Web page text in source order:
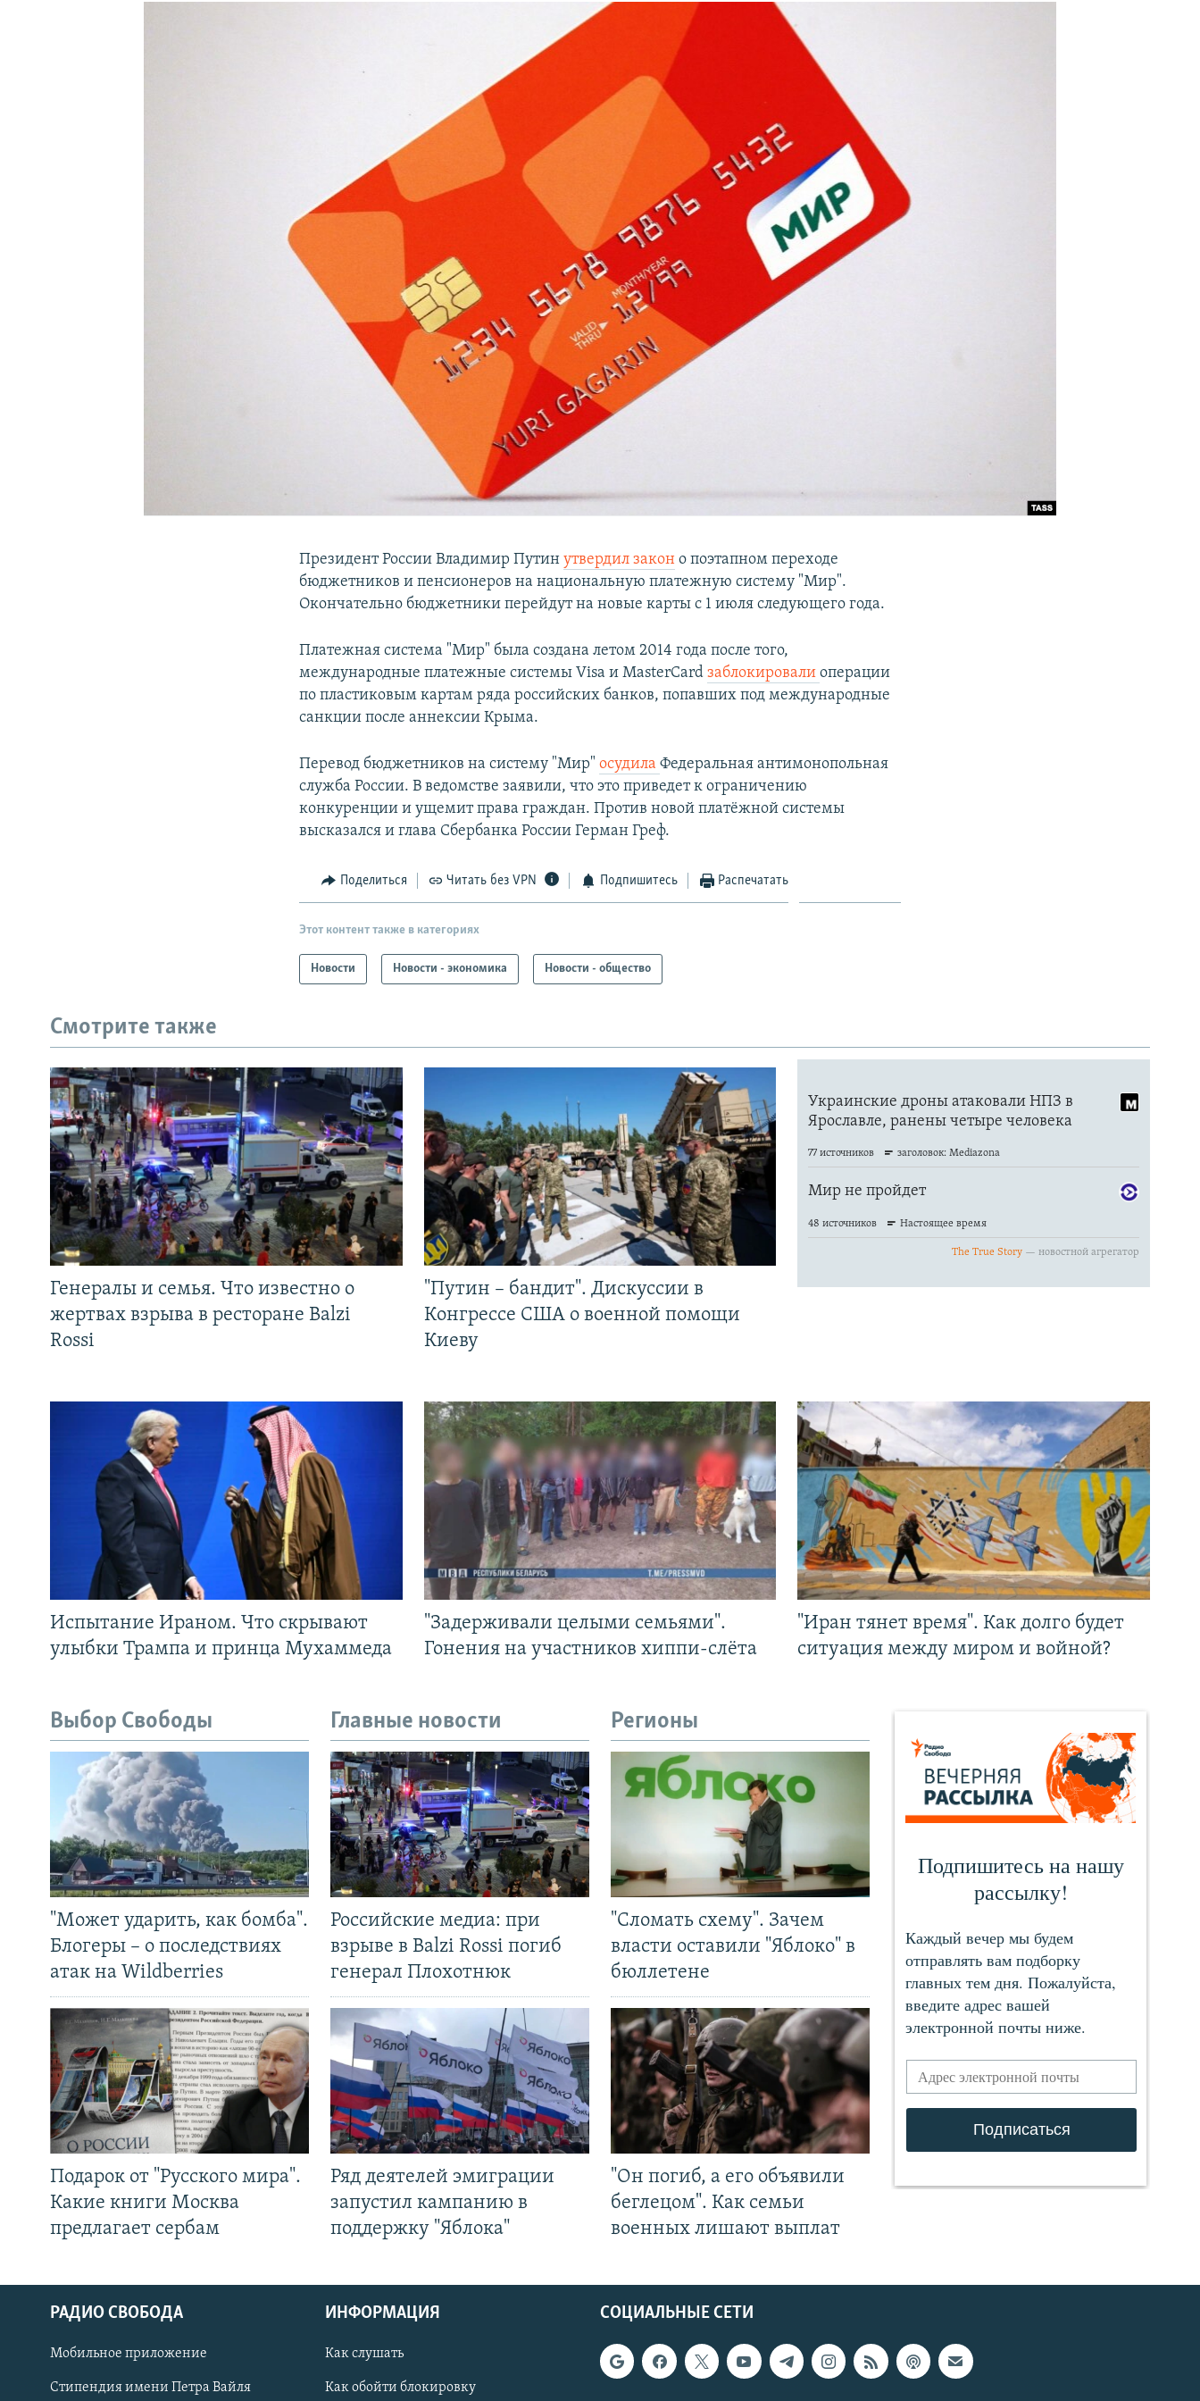
СОЦИАЛЬНЫЕ СЕТИ
Президент России Владимир Путинутвердил закон о поэтапном переходе
бюджетников и пенсионеров на национальную платежную систему "Мир".
Окончательно бюджетники перейдут на новые карты с 1 июля следующего года.
Платежная система "Мир" была создана летом 2014 года после того,
международные платежные системы Visa и MasterCardзаблокировалиоперации
по пластиковым картам ряда российских банков, попавших под международные
санкции после аннексии Крыма.
Перевод бюджетников на систему "Мир"осудилаФедеральная антимонопольная
служба России. В ведомстве заявили, что это приведет к ограничению
конкуренции и ущемит права граждан. Против новой платёжной системы
высказался и глава Сбербанка России Герман Греф.
Поделиться Читать без VPN Подпишитесь Распечатать
Этот контент также в категориях
Новости Новости - экономика Новости - общество
Смотрите также
Генералы и семья. Что известно о
жертвах взрыва в ресторане Balzi
Rossi
"Путин – бандит". Дискуссии в
Конгрессе США о военной помощи
Киеву
Испытание Ираном. Что скрывают
улыбки Трампа и принца Мухаммеда
"Задерживали целыми семьями".
Гонения на участников хиппи-слёта
"Иран тянет время". Как долго будет
ситуация между миром и войной?
Выбор Свободы
"Может ударить, как бомба".
Блогеры – о последствиях
атак на Wildberries
Подарок от "Русского мира".
Какие книги Москва
предлагает сербам
Главные новости
Российские медиа: при
взрыве в Balzi Rossi погиб
генерал Плохотнюк
Ряд деятелей эмиграции
запустил кампанию в
поддержку "Яблока"
Регионы
"Сломать схему". Зачем
власти оставили "Яблоко" в
бюллетене
"Он погиб, а его объявили
беглецом". Как семьи
военных лишают выплат
СОЦИАЛЬНЫЕ СЕТИ
РАДИО СВОБОДА
Мобильное приложение
Стипендия имени Петра Вайля
ИНФОРМАЦИЯ
Как слушать
Как обойти блокировку